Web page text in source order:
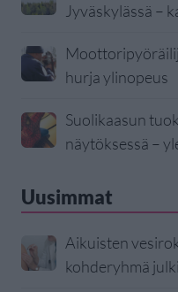
Jyväskylässä –
hurja ylinopeus
Suolikaasun
näytöksessä –
Uusimmat
Aikuisten
kohderyhmä